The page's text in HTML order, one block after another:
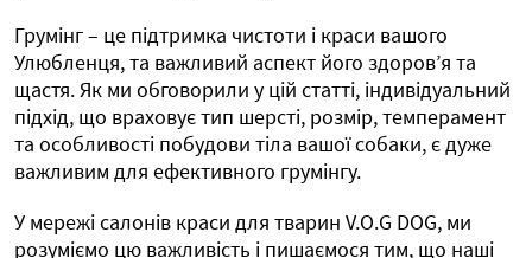
Грумінг – це підтримка чистоти і краси вашого
Улюбленця, та важливий аспект його здоров’я та
щастя. Як ми обговорили у цій статті, індивідуальний
підхід, що враховує тип шерсті, розмір, темперамент
та особливості побудови тіла вашої собаки, є дуже
важливим для ефективного грумінгу.
У мережі салонів краси для тварин V.O.G DOG, ми
розуміємо цю важливість і пишаємося тим, що наші